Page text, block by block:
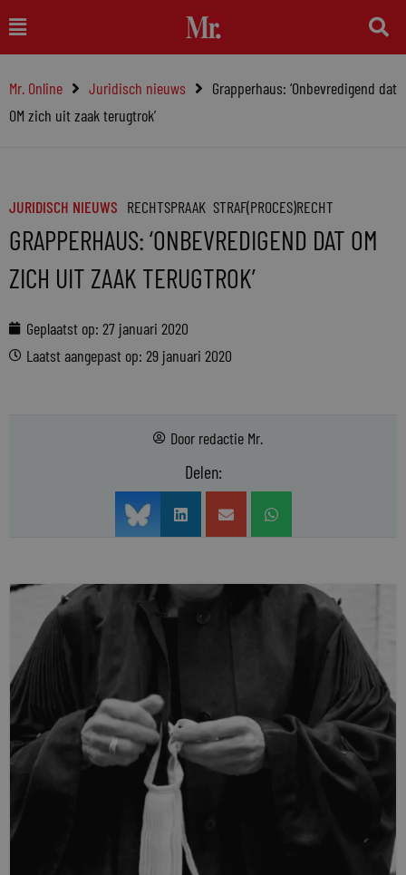
naar
inhoud
Main
Menu
Mr. Online Juridisch nieuws
Grapperhaus: ‘Onbevredigend dat
OM zich uit zaak terugtrok’
JURIDISCH NIEUWS RECHTSPRAAK STRAF(PROCES)RECHT
GRAPPERHAUS: ‘ONBEVREDIGEND DAT OM
ZICH UIT ZAAK TERUGTROK’
Geplaatst op: 27 januari 2020
Laatst aangepast op: 29 januari 2020
Door redactie Mr.
Delen: